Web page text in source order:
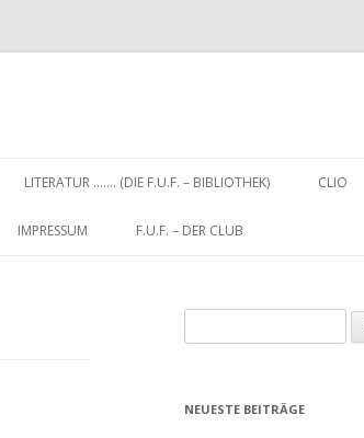
LITERATUR ……. (DIE F.U.F. – BIBLIOTHEK) CLIO
IMPRESSUM F.U.F. – DER CLUB
nach:
NEUESTE BEITRÄGE